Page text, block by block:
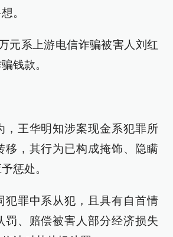
。
元系上游电信诈骗被害人刘红
钱款。
，王华明知涉案现金系犯罪所
移，其行为已构成掩饰、隐瞒
惩处。
犯罪中系从犯，且具有自首情
罚、赔偿被害人部分经济损失